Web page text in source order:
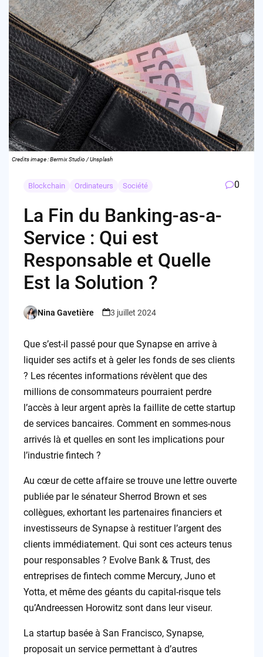
Credits image : Bermix Studio / Unsplash
Blockchain Ordinateurs Société 0
La Fin du Banking-as-a-
Service : Qui est
Responsable et Quelle
Est la Solution ?
Posted
Nina Gavetière 3 juillet 2024
Que s’est-il passé pour que Synapse en arrive à
liquider ses actifs et à geler les fonds de ses clients
? Les récentes informations révèlent que des
millions de consommateurs pourraient perdre
l’accès à leur argent après la faillite de cette startup
de services bancaires. Comment en sommes-nous
arrivés là et quelles en sont les implications pour
l’industrie fintech ?
Au cœur de cette affaire se trouve une lettre ouverte
publiée par le sénateur Sherrod Brown et ses
collègues, exhortant les partenaires financiers et
investisseurs de Synapse à restituer l’argent des
clients immédiatement. Qui sont ces acteurs tenus
pour responsables ? Evolve Bank & Trust, des
entreprises de fintech comme Mercury, Juno et
Yotta, et même des géants du capital-risque tels
qu’Andreessen Horowitz sont dans leur viseur.
La startup basée à San Francisco, Synapse,
proposait un service permettant à d’autres